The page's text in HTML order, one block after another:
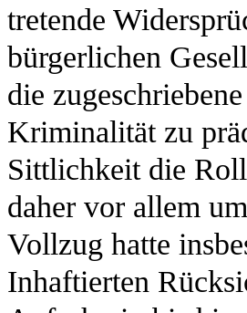
tretende
bürgerlichen
die
Kriminalität zu
Sittlichkeit die
daher vor allem
Vollzug hatte
Inhaftierten